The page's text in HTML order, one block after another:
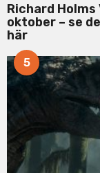
Richard
oktober – se
här
5